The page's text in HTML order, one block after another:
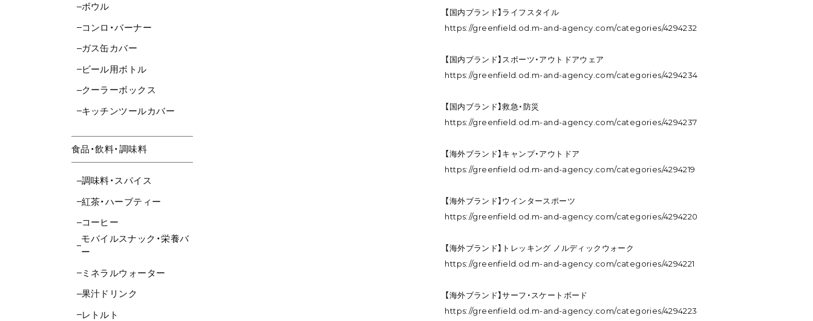
ボウル
コンロ・バーナー
ガス缶カバー
ビール用ボトル
クーラーボックス
キッチンツールカバー
食品・飲料・調味料
調味料・スパイス
紅茶・ハーブティー
コーヒー
モバイルスナック・栄養バ
ー
ミネラルウォーター
果汁ドリンク
レトルト
【国内ブランド】ライフスタイル
https://greenfield.od.m-and-agency.com/categories/4294232
【国内ブランド】スポーツ・アウトドアウェア
https://greenfield.od.m-and-agency.com/categories/4294234
【国内ブランド】救急・防災
https://greenfield.od.m-and-agency.com/categories/4294237
【海外ブランド】キャンプ・アウトドア
https://greenfield.od.m-and-agency.com/categories/4294219
【海外ブランド】ウインタースポーツ
https://greenfield.od.m-and-agency.com/categories/4294220
【海外ブランド】トレッキング ノルディックウォーク
https://greenfield.od.m-and-agency.com/categories/4294221
【海外ブランド】サーフ・スケートボード
https://greenfield.od.m-and-agency.com/categories/4294223